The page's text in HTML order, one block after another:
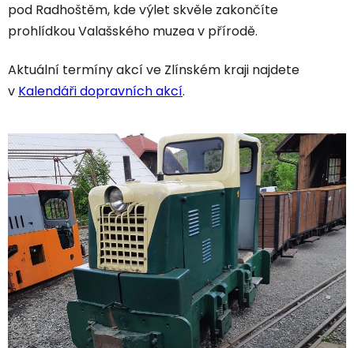
pod Radhoštěm, kde výlet skvěle zakončíte
prohlídkou Valašského muzea v přírodě.
Aktuální termíny akcí ve Zlínském kraji najdete
v Kalendáři dopravních akcí.
V
ý
p
i
s
č
l
á
n
k
ů